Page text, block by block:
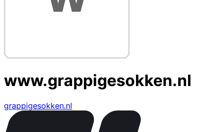
www.grappigesokken.nl
grappigesokken.nl